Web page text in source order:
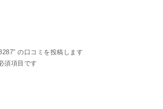
の口コミを投稿します
須項目です